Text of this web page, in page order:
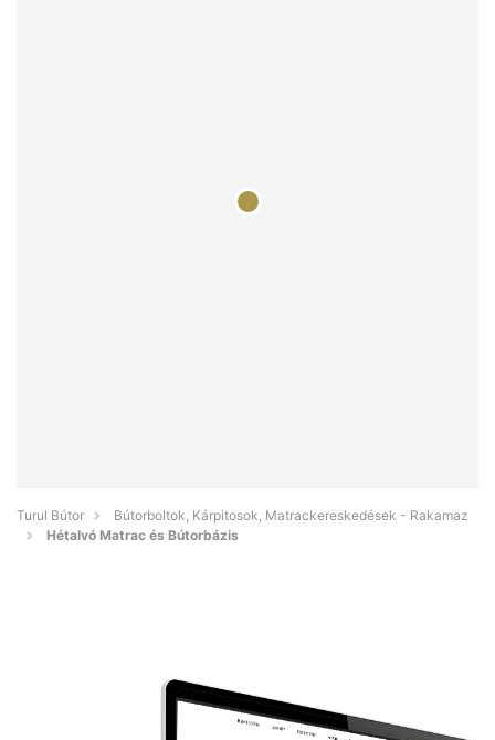
Turul Bútor
Bútorboltok, Kárpitosok, Matrackereskedések - Rakamaz
Hétalvó Matrac és Bútorbázis